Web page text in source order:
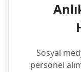
Sosyal
personel